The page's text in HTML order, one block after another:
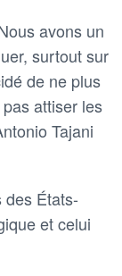
avons un
surtout sur
de ne plus
attiser les
Tajani
des États-
et celui